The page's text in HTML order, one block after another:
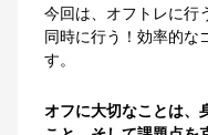
今回は、オフトレに行
同時に行う！効率的な
す。
オフに大切なことは、